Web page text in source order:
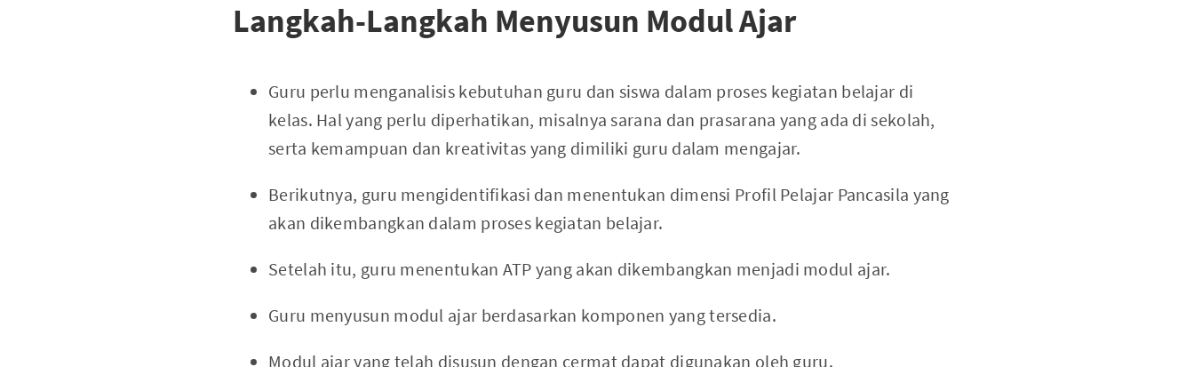
Langkah-Langkah Menyusun Modul Ajar
Guru perlu menganalisis kebutuhan guru dan siswa dalam proses kegiatan belajar di
kelas. Hal yang perlu diperhatikan, misalnya sarana dan prasarana yang ada di sekolah,
serta kemampuan dan kreativitas yang dimiliki guru dalam mengajar.
Berikutnya, guru mengidentifikasi dan menentukan dimensi Profil Pelajar Pancasila yang
akan dikembangkan dalam proses kegiatan belajar.
Setelah itu, guru menentukan ATP yang akan dikembangkan menjadi modul ajar.
Guru menyusun modul ajar berdasarkan komponen yang tersedia.
Modul ajar yang telah disusun dengan cermat dapat digunakan oleh guru.